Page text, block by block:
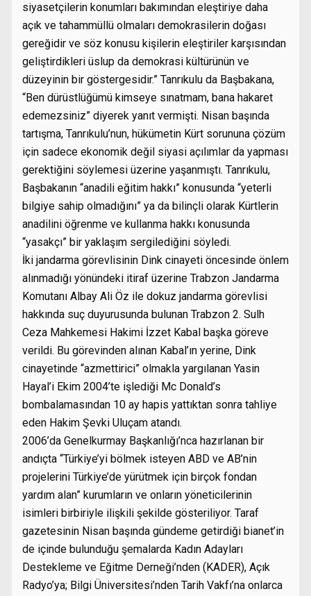
siyasetçilerin konumları bakımından eleştiriye daha
açık ve tahammüllü olmaları demokrasilerin doğası
gereğidir ve söz konusu kişilerin eleştiriler karşısından
geliştirdikleri üslup da demokrasi kültürünün ve
düzeyinin bir göstergesidir.” Tanrıkulu da Başbakana,
“Ben dürüstlüğümü kimseye sınatmam, bana hakaret
edemezsiniz” diyerek yanıt vermişti. Nisan başında
tartışma, Tanrıkulu’nun, hükümetin Kürt sorununa çözüm
için sadece ekonomik değil siyasi açılımlar da yapması
gerektiğini söylemesi üzerine yaşanmıştı. Tanrıkulu,
Başbakanın “anadili eğitim hakkı” konusunda “yeterli
bilgiye sahip olmadığını” ya da bilinçli olarak Kürtlerin
anadilini öğrenme ve kullanma hakkı konusunda
“yasakçı” bir yaklaşım sergilediğini söyledi.
İki jandarma görevlisinin Dink cinayeti öncesinde önlem
alınmadığı yönündeki itiraf üzerine Trabzon Jandarma
Komutanı Albay Ali Öz ile dokuz jandarma görevlisi
hakkında suç duyurusunda bulunan Trabzon 2. Sulh
Ceza Mahkemesi Hakimi İzzet Kabal başka göreve
verildi. Bu görevinden alınan Kabal’ın yerine, Dink
cinayetinde “azmettirici” olmakla yargılanan Yasin
Hayal’i Ekim 2004’te işlediği Mc Donald’s
bombalamasından 10 ay hapis yattıktan sonra tahliye
eden Hakim Şevki Uluçam atandı.
2006’da Genelkurmay Başkanlığı’nca hazırlanan bir
andıçta “Türkiye’yi bölmek isteyen ABD ve AB’nin
projelerini Türkiye’de yürütmek için birçok fondan
yardım alan” kurumların ve onların yöneticilerinin
isimleri birbiriyle ilişkili şekilde gösteriliyor. Taraf
gazetesinin Nisan başında gündeme getirdiği bianet’in
de içinde bulunduğu şemalarda Kadın Adayları
Destekleme ve Eğitme Derneği’nden (KADER), Açık
Radyo’ya; Bilgi Üniversitesi’nden Tarih Vakfı’na onlarca